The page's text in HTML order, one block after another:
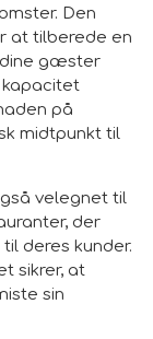
Den
at tilberede en
dine gæster
kapacitet
på
midtpunkt til
velegnet til
der
deres kunder.
sikrer, at
sin